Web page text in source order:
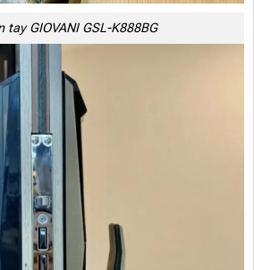
tay GIOVANI GSL-K888BG